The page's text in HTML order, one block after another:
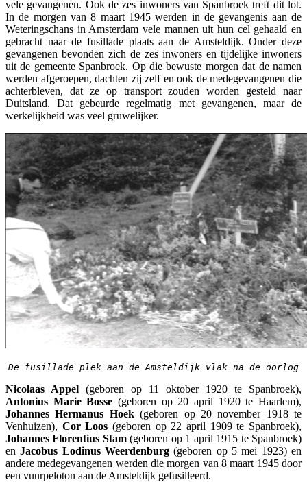
vele gevangenen. Ook de zes inwoners van Spanbroek treft dit lot.
In de morgen van 8 maart 1945 werden in de gevangenis aan de
Weteringschans in Amsterdam vele mannen uit hun cel gehaald en
gebracht naar de fusillade plaats aan de Amsteldijk. Onder deze
gevangenen bevonden zich de zes inwoners en tijdelijke inwoners
uit de gemeente Spanbroek. Op die bewuste morgen dat de namen
werden afgeroepen, dachten zij zelf en ook de medegevangenen die
achterbleven, dat ze op transport zouden worden gesteld naar
Duitsland. Dat gebeurde regelmatig met gevangenen, maar de
werkelijkheid was veel gruwelijker.
De fusillade plek aan de Amsteldijk vlak na de oorlog
Nicolaas Appel (geboren op 11 oktober 1920 te Spanbroek),
Antonius Marie Bosse (geboren op 20 april 1920 te Haarlem),
Johannes Hermanus Hoek(geboren op 20 november 1918 te
Venhuizen), Cor Loos (geboren op 22 april 1909 te Spanbroek),
Johannes Florentius Stam(geboren op 1 april 1915 te Spanbroek)
enJacobus Lodinus Weerdenburg (geboren op 5 mei 1923) en
andere medegevangenen werden die morgen van 8 maart 1945 door
een vuurpeloton aan de Amsteldijk gefusilleerd.